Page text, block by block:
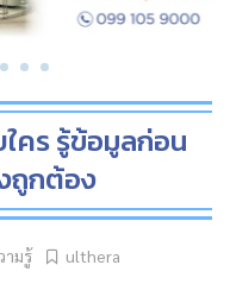
ใคร รู้ข้อมูลก่อน
ถูกต้อง
ามรู้
ulthera